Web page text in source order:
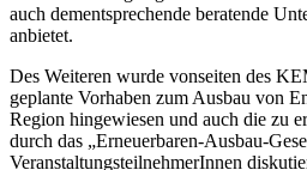
auch dementsprechende beratende
anbietet.
Des Weiteren wurde vonseiten des
geplante Vorhaben zum Ausbau von
Region hingewiesen und auch die zu
durch das „Erneuerbaren-Ausbau-
VeranstaltungsteilnehmerInnen